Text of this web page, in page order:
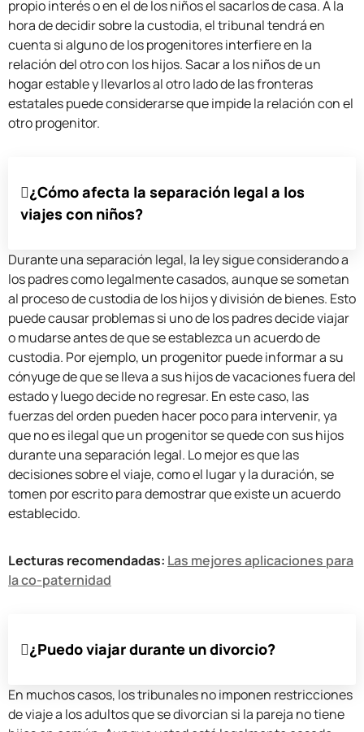
propio interés o en el de los niños el sacarlos de casa. A la
hora de decidir sobre la custodia, el tribunal tendrá en
cuenta si alguno de los progenitores interfiere en la
relación del otro con los hijos. Sacar a los niños de un
hogar estable y llevarlos al otro lado de las fronteras
estatales puede considerarse que impide la relación con el
otro progenitor.
¿Cómo afecta la separación legal a los
viajes con niños?
Durante una separación legal, la ley sigue considerando a
los padres como legalmente casados, aunque se sometan
al proceso de custodia de los hijos y división de bienes. Esto
puede causar problemas si uno de los padres decide viajar
o mudarse antes de que se establezca un acuerdo de
custodia. Por ejemplo, un progenitor puede informar a su
cónyuge de que se lleva a sus hijos de vacaciones fuera del
estado y luego decide no regresar. En este caso, las
fuerzas del orden pueden hacer poco para intervenir, ya
que no es ilegal que un progenitor se quede con sus hijos
durante una separación legal. Lo mejor es que las
decisiones sobre el viaje, como el lugar y la duración, se
tomen por escrito para demostrar que existe un acuerdo
establecido.
Lecturas recomendadas: Las mejores aplicaciones para
la co-paternidad
¿Puedo viajar durante un divorcio?
En muchos casos, los tribunales no imponen restricciones
de viaje a los adultos que se divorcian si la pareja no tiene